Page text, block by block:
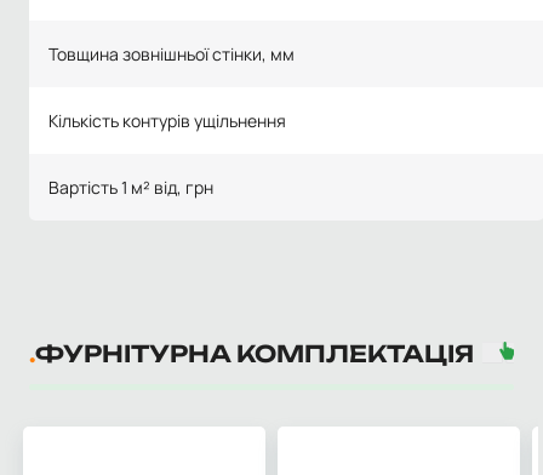
Товщина зовнішньої стінки, мм
Кількість контурів ущільнення
Вартість 1 м² від, грн
ФУРНІТУРНА КОМПЛЕКТАЦІЯ